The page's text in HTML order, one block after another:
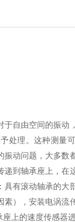
自由空间的振动
处理。这种测量
动问题，大多数
到轴承座上，在
有滚动轴承的大
），安装电涡流
上的速度传感器进